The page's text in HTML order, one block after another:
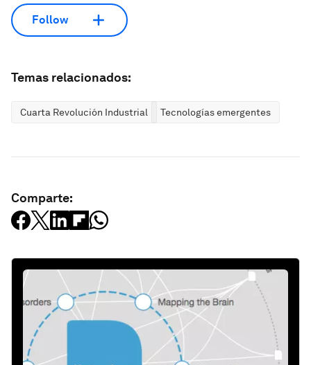
Follow
Temas relacionados:
Cuarta Revolución Industrial Tecnologías emergentes
Comparte: